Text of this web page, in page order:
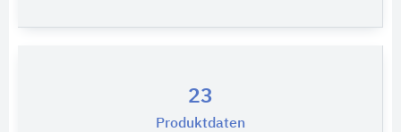
23
Produktdaten